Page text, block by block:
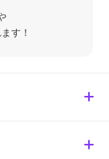
す！